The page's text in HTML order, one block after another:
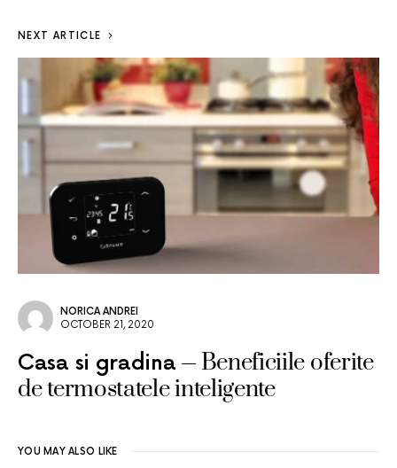
NEXT ARTICLE
NORICA ANDREI
OCTOBER 21, 2020
Casa si gradina
Beneficiile oferite
de termostatele inteligente
YOU MAY ALSO LIKE